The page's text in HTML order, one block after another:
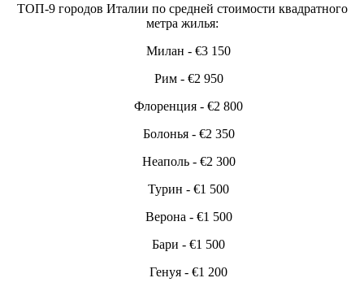
ТОП-9 городов Италии по средней стоимости квадратного
метра жилья:
Милан - €3 150
Рим - €2 950
Флоренция - €2 800
Болонья - €2 350
Неаполь - €2 300
Турин - €1 500
Верона - €1 500
Бари - €1 500
Генуя - €1 200